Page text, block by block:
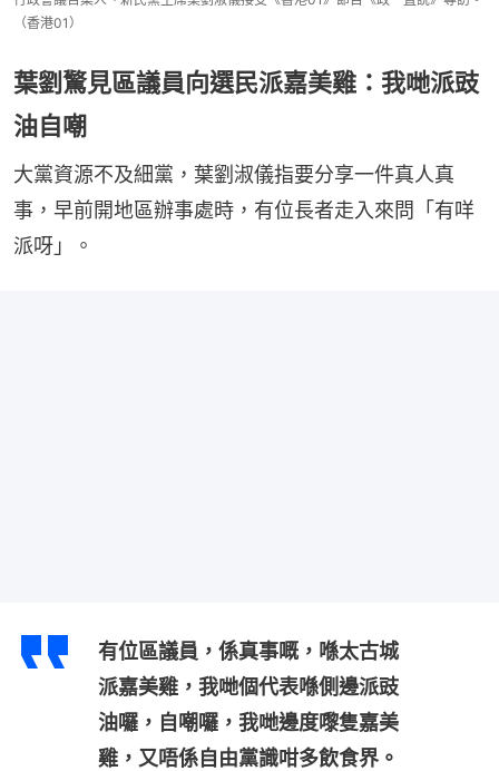
（香港01）
葉劉驚見區議員向選民派嘉美雞：我哋派豉
油自嘲
大黨資源不及細黨，葉劉淑儀指要分享一件真人真
事，早前開地區辦事處時，有位長者走入來問「有咩
派呀」。
有位區議員，係真事嘅，喺太古城
派嘉美雞，我哋個代表喺側邊派豉
油囉，自嘲囉，我哋邊度嚟隻嘉美
雞，又唔係自由黨識咁多飲食界。